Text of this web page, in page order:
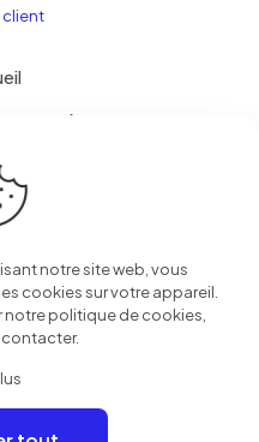
client
bien réussir.
| Tous droits
notre site web, vous
cookies sur votre appareil.
notre politique de cookies,